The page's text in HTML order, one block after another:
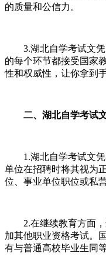
的质量和公信力。
3.湖北自学考试文凭
的每个环节都接受国家
性和权威性，让你拿到
二、湖北自学考试文
1.湖北自学考试文凭
单位在招聘时将其视为
位、事业单位职位或私
2.在继续教育方面，
加其他职业资格考试。
有与普通高校毕业生同